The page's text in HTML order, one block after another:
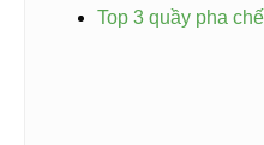
Top 3 quầy pha